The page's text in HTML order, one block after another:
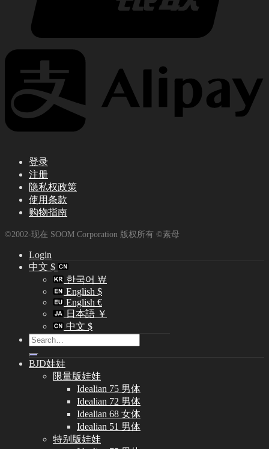
登录
注册
隐私权政策
使用条款
购物指南
©2002-现在 SOOM Corporation 版权所有 ©素母
Login
中文 $
한국어 ￦
English $
English €
日本語 ￥
中文 $
Search
for:
BJD娃娃
限量版娃娃
Idealian 75 男体
Idealian 72 男体
Idealian 68 女体
Idealian 51 男体
特别版娃娃